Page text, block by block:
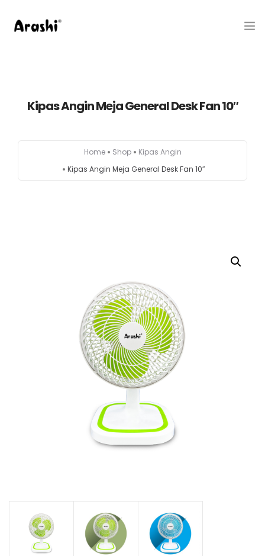
Kipas Angin Meja General Desk Fan 10″
Home Shop
Kipas Angin
Kipas Angin Meja General Desk Fan 10″